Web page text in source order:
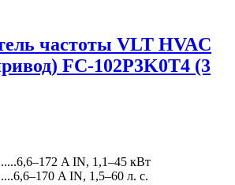
частоты VLT HVAC
FC-102P3K0T4 (3
A IN, 1,1–45 кВт
A IN, 1,5–60 л. с.